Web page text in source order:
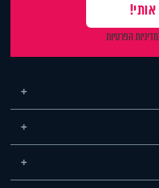
הפרטיות